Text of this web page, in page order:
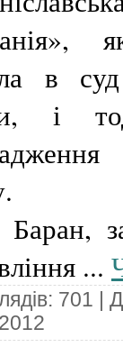
в
і
...
701 |